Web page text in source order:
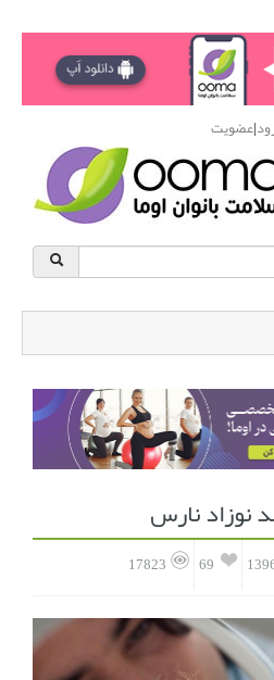
|عضویت
ورزشی اوما
پرسش و پاسخ
انتخاب نام کودک
اپلیکیشن بارداری و کودک اوما
نوزاد نارس
17823 69